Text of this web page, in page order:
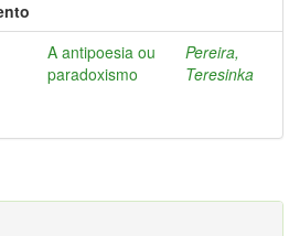
A antipoesia ou
paradoxismo
Pereira,
Teresinka